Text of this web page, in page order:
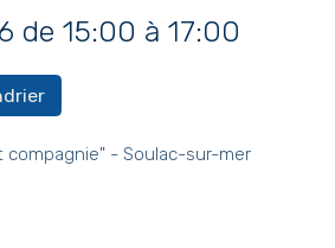
de 15:00 à 17:00
compagnie" - Soulac-sur-mer